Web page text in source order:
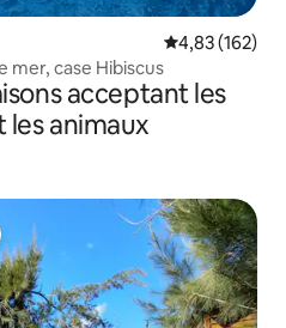
Évaluation
4,83 (162)
mer, case Hibiscus
acceptant les
les animaux